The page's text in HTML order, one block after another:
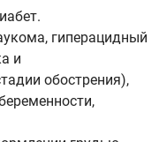
гиперацидный
и
обострения),